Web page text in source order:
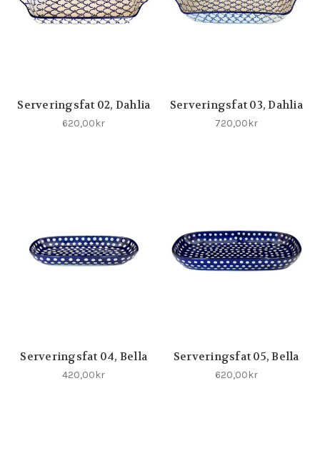
Serveringsfat 02, Dahlia
620,00kr
Serveringsfat 03, Dahlia
720,00kr
Serveringsfat 04, Bella
420,00kr
Serveringsfat 05, Bella
620,00kr